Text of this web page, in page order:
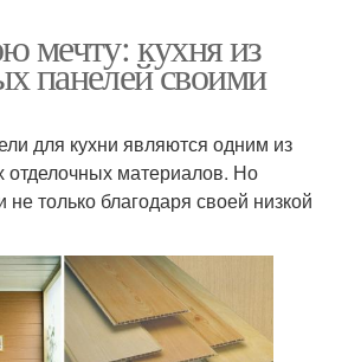
мечту: кухня из
панелей своими
для кухни являются одним из
материалов. Но
только благодаря своей низкой